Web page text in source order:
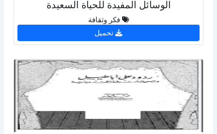
الوسائل المفيدة للحياة السعيدة
فكر وثقافة
تحميل